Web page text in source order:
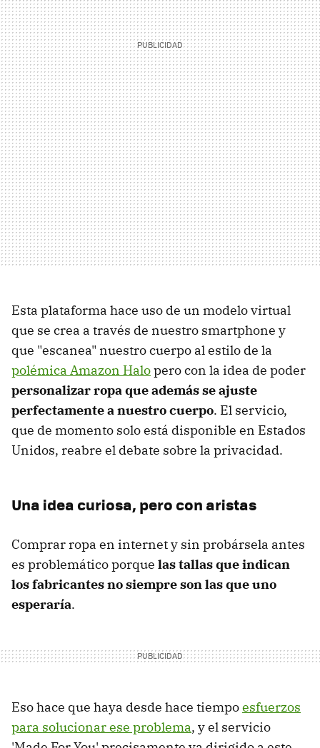
Esta plataforma hace uso de un modelo virtual
que se crea a través de nuestro smartphone y
que "escanea" nuestro cuerpo al estilo de la
polémica Amazon Halopero con la idea de poder
personalizar ropa que además se ajuste
perfectamente a nuestro cuerpo. El servicio,
que de momento solo está disponible en Estados
Unidos, reabre el debate sobre la privacidad.
Una idea curiosa, pero con aristas
Comprar ropa en internet y sin probársela antes
es problemático porque las tallas que indican
los fabricantes no siempre son las que uno
esperaría.
Eso hace que haya desde hace tiempoesfuerzos
para solucionar ese problema, y el servicio